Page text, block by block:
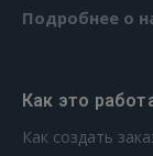
Подробнее о
Как это
Как создать